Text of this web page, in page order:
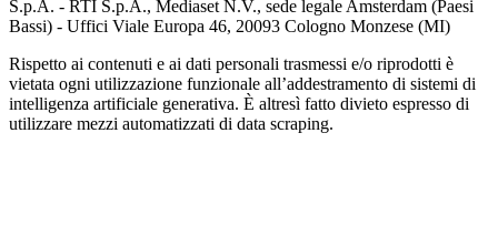
S.p.A. - RTI S.p.A., Mediaset N.V., sede legale Amsterdam (Paesi
Bassi) - Uffici Viale Europa 46, 20093 Cologno Monzese (MI)
Rispetto ai contenuti e ai dati personali trasmessi e/o riprodotti è
vietata ogni utilizzazione funzionale all’addestramento di sistemi di
intelligenza artificiale generativa. È altresì fatto divieto espresso di
utilizzare mezzi automatizzati di data scraping.